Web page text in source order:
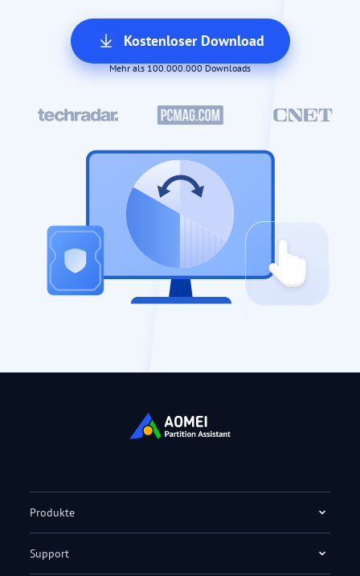
Kostenloser Download
Mehr als 100.000.000 Downloads
Produkte
Support